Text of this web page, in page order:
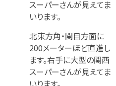
北東方角・関目方面に
200メーターほど直進し
ます。右手に大型の関西
スーパーさんが見えてま
いります。